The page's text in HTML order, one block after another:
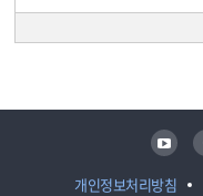
개인정보처리방침
유튜브